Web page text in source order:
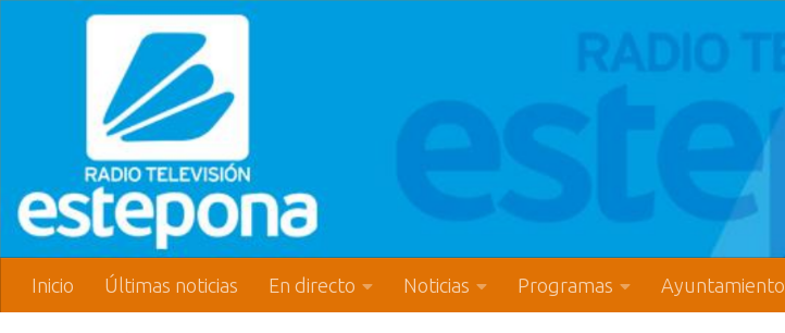
Inicio Últimas noticias En directo Noticias Programas Ayuntamiento